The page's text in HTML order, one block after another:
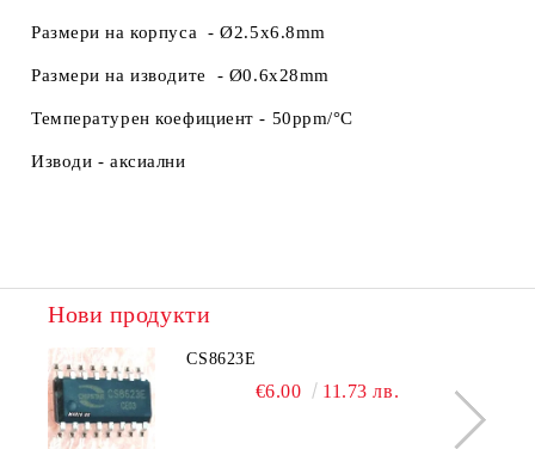
Размери на корпуса-Ø2.5x6.8mm
Размери на изводите - Ø0.6x28mm
Температурен коефициент - 50ppm/°C
Изводи -аксиални
Нови продукти
CS8623E
€6.00 11.73 лв.